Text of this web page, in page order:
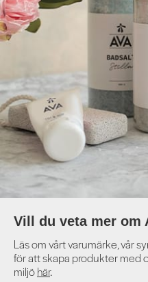
Vill du veta mer om
Läs om vårt varumärke, vår
för att skapa produkter med
miljöhär.